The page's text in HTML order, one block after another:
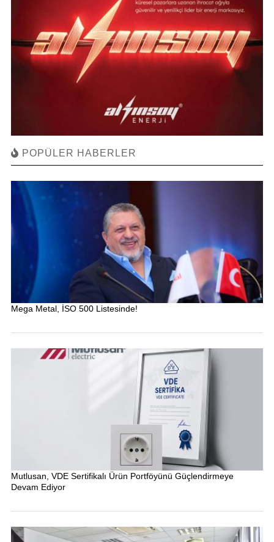
POPÜLER HABERLER
Mega Metal, İSO 500 Listesinde!
Mutlusan, VDE Sertifikalı Ürün Portföyünü Güçlendirmeye
Devam Ediyor